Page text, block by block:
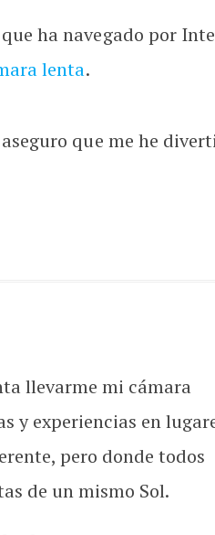
ha navegado por
lenta.
que me he
llevarme mi cámara
y experiencias en
pero donde todos
de un mismo Sol.